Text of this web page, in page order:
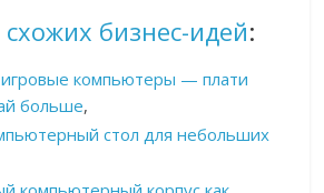
бизнес-идей:
компьютеры — плати
больше,
стол для небольших